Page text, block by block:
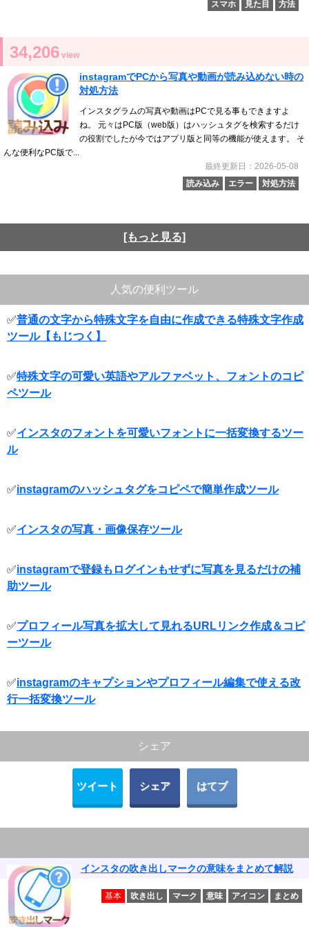
スマホ 見た目 方法
34,206 view
instagramでPCから写真や動画が読み込めない時の
対処方法
インスタグラムの写真や動画はPCで見る事もできますよ
ね。 元々はPC版（web版）はハッシュタグを検索するだけ
の役割でしたが今ではアプリ版と同等の機能が使えます。 そ
んな便利なPC版で...
最終更新日：2026-05-08
読み込み
エラー 対処方法
[もっと見る]
人気の便利ツール
✅普通の文字から特殊文字を自由に作成できる特殊文字作成
ツール【もじつく】
✅特殊文字の可愛い英語やアルファベット、フォントのコピ
ペツール
✅インスタのフォントを可愛いフォントに一括変換するツー
ル
✅instagramのハッシュタグをコピペで簡単作成ツール
✅インスタの写真・画像保存ツール
✅instagramで登録もログインもせずに写真を見るだけの補
助ツール
✅プロフィール写真を拡大して見れるURLリンク作成＆コピ
ーツール
✅instagramのキャプションやプロフィール編集で使える改
行一括変換ツール
シェア
ツイート シェア はてブ
インスタの吹き出しマークの意味をまとめて解説
基本 吹き出し マーク 意味 アイコン まとめ